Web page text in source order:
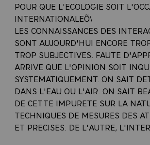
POUR QUE L'ECOLOGIE SOIT
INTERNATIONALEÕ\
LES CONNAISSANCES DES
SONT AUJOURD'HUI ENCORE
TROP SUBJECTIVES. FAUTE
ARRIVE QUE L'OPINION SOIT
SYSTEMATIQUEMENT. ON SAIT
DANS L'EAU OU L'AIR. ON SAIT
DE CETTE IMPURETE SUR LA
TECHNIQUES DE MESURES DES
ET PRECISES. DE L'AUTRE,